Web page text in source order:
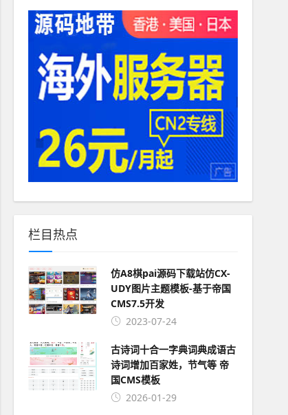
栏目热点
仿A8棋pai源码下载站仿CX-
UDY图片主题模板-基于帝国
CMS7.5开发
2023-07-24
古诗词十合一字典词典成语古
诗词增加百家姓，节气等 帝
国CMS模板
2026-01-29